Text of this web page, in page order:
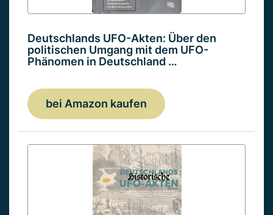
Deutschlands UFO-Akten: Über den
politischen Umgang mit dem UFO-
Phänomen in Deutschland …
bei Amazon kaufen